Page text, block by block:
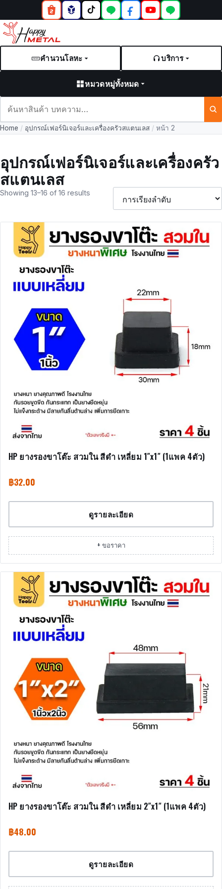
คำนวนโลหะ บริการ
หมวดหมู่ทั้งหมด
และ
Home / อุปกรณ์เฟอร์นิเจอร์และเครื่องครัวสแตนเลส / หน้า 2
อุปกรณ์เฟอร์นิเจอร์และเครื่องครัว
สแตนเลส
Showing 13–16 of 16 results
HP ยางรองขาโต๊ะ สวมใน สีดำ เหลี่ยม 1″x1″ (1แพค 4ตัว)
฿32.00
ดูรายละเอียด
+ ขอราคา
HP ยางรองขาโต๊ะ สวมใน สีดำ เหลี่ยม 2″x1″ (1แพค 4ตัว)
฿48.00
ดูรายละเอียด